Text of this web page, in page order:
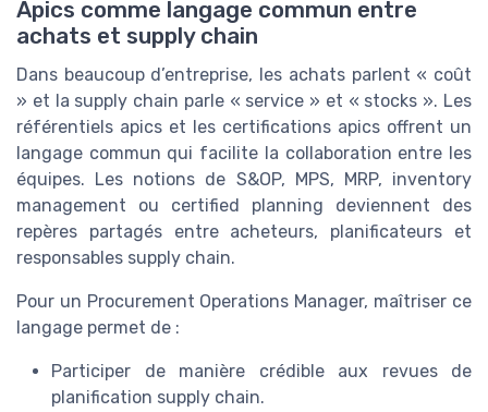
Apics comme langage commun entre
achats et supply chain
Dans beaucoup d’entreprise, les achats parlent « coût
» et la supply chain parle « service » et « stocks ». Les
référentiels apics et les certifications apics offrent un
langage commun qui facilite la collaboration entre les
équipes. Les notions de S&OP, MPS, MRP, inventory
management ou certified planning deviennent des
repères partagés entre acheteurs, planificateurs et
responsables supply chain.
Pour un Procurement Operations Manager, maîtriser ce
langage permet de :
Participer de manière crédible aux revues de
planification supply chain.